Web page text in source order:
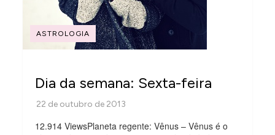
ASTROLOGIA
Dia da semana: Sexta-feira
12.914 ViewsPlaneta regente: Vênus – Vênus é o